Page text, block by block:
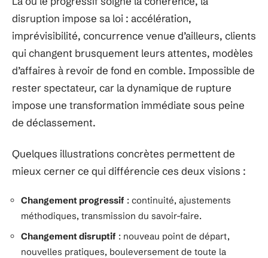
disruption impose sa loi : accélération,
imprévisibilité, concurrence venue d’ailleurs, clients
qui changent brusquement leurs attentes, modèles
d’affaires à revoir de fond en comble. Impossible de
rester spectateur, car la dynamique de rupture
impose une transformation immédiate sous peine
de déclassement.
Quelques illustrations concrètes permettent de
mieux cerner ce qui différencie ces deux visions :
Changement progressif : continuité, ajustements
méthodiques, transmission du savoir-faire.
Changement disruptif : nouveau point de départ,
nouvelles pratiques, bouleversement de toute la